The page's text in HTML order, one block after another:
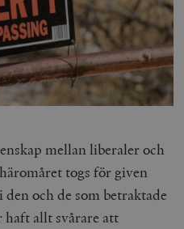
mellan liberaler och
togs för given
den och de som betraktade
haft allt svårare att